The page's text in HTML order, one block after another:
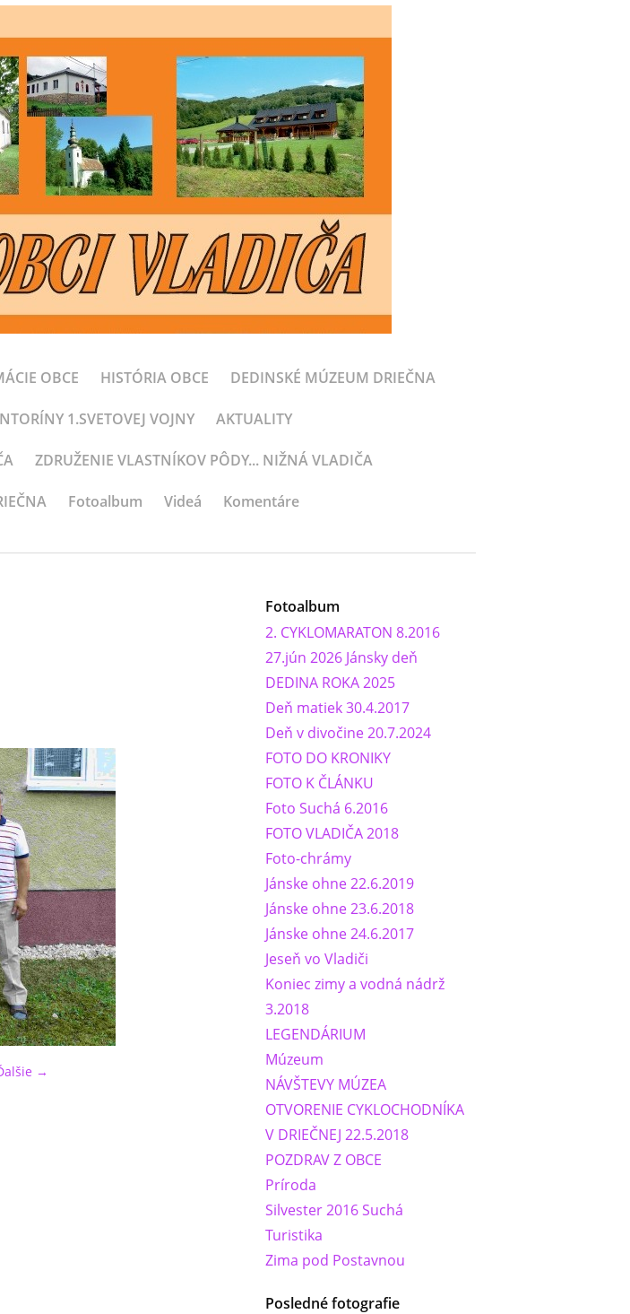
OBCE HISTÓRIA OBCE DEDINSKÉ MÚZEUM DRIEČNA
1.SVETOVEJ VOJNY AKTUALITY
ZDRUŽENIE VLASTNÍKOV PÔDY... NIŽNÁ VLADIČA
Fotoalbum Videá Komentáre
→
Fotoalbum
2. CYKLOMARATON 8.2016
27.jún 2026 Jánsky deň
DEDINA ROKA 2025
Deň matiek 30.4.2017
Deň v divočine 20.7.2024
FOTO DO KRONIKY
FOTO K ČLÁNKU
Foto Suchá 6.2016
FOTO VLADIČA 2018
Foto-chrámy
Jánske ohne 22.6.2019
Jánske ohne 23.6.2018
Jánske ohne 24.6.2017
Jeseň vo Vladiči
Koniec zimy a vodná nádrž
3.2018
LEGENDÁRIUM
Múzeum
NÁVŠTEVY MÚZEA
OTVORENIE CYKLOCHODNÍKA
V DRIEČNEJ 22.5.2018
POZDRAV Z OBCE
Príroda
Silvester 2016 Suchá
Turistika
Zima pod Postavnou
Posledné fotografie